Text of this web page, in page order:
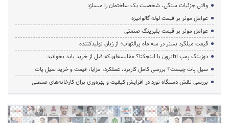
وقتی جزئیات سنگی، شخصیت یک ساختمان را میسازد
عوامل موثر بر قیمت لوله گالوانیزه
عوامل موثر بر قیمت بلبرینگ صنعتی
قیمت میلگرد بستر در سه ماه پرالتهاب؛ از زبان تولیدکننده
دوزینگ پمپ اتاترون یا اینجکتا؟ مقایسه‌ای که قبل از خرید باید بخوانید
سیل پات چیست؟ بررسی کامل کاربرد، عملکرد، مزایا، قیمت و خرید سیل پات
بررسی نقش دستگاه نورد در افزایش کیفیت و بهره‌وری برای کارخانه‌های صنعتی